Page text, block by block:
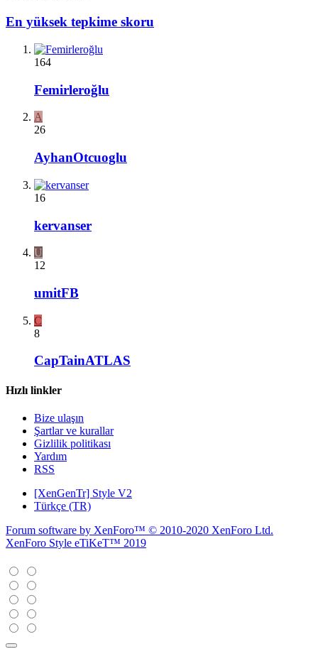
En yüksek tepkime skoru
164
Femirleroğlu
A
26
AyhanOtcuoglu
16
kervanser
U
12
umitFB
C
8
CapTainATLAS
Hızlı linkler
Bize ulaşın
Şartlar ve kurallar
Gizlilik politikası
Yardım
RSS
[XenGenTr] Style V2
Türkçe (TR)
Forum software by XenForo™ © 2010-2020 XenForo Ltd.
XenForo Style eTiKeT™ 2019